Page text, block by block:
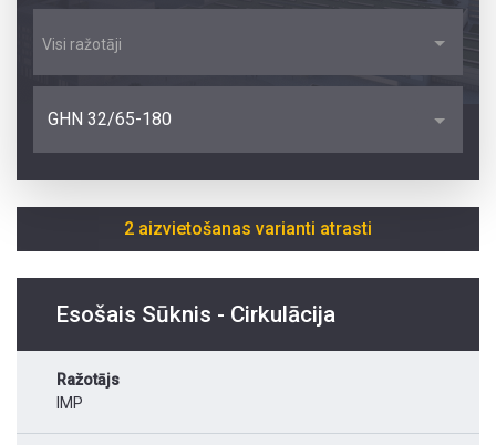
Visi ražotāji
GHN 32/65-180
2 aizvietošanas varianti atrasti
Esošais Sūknis - Cirkulācija
Ražotājs
IMP